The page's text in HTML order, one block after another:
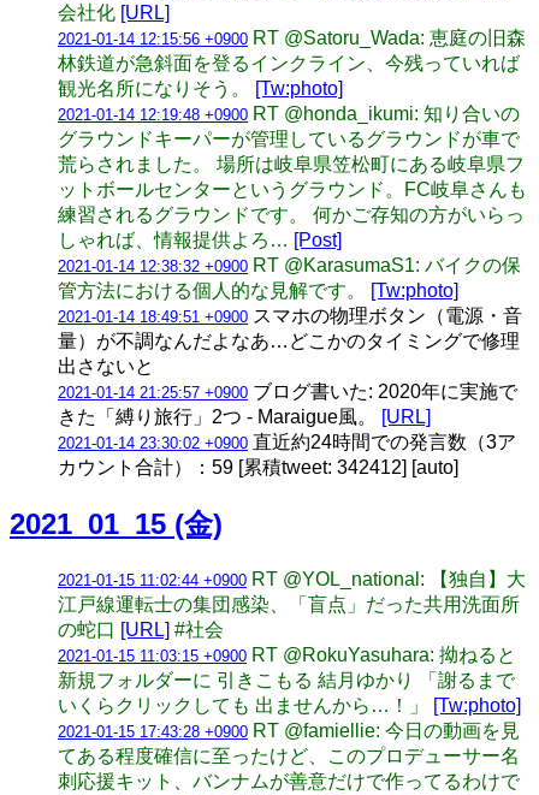
会社化 [URL]
2021-01-14 12:15:56 +0900 RT @Satoru_Wada: 恵庭の旧森
林鉄道が急斜面を登るインクライン、今残っていれば
観光名所になりそう。
[Tw:photo]
2021-01-14 12:19:48 +0900 RT @honda_ikumi: 知り合いの
グラウンドキーパーが管理しているグラウンドが車で
荒らされました。 場所は岐阜県笠松町にある岐阜県フ
ットボールセンターというグラウンド。FC岐阜さんも
練習されるグラウンドです。 何かご存知の方がいらっ
しゃれば、情報提供よろ… [Post]
2021-01-14 12:38:32 +0900 RT @KarasumaS1: バイクの保
管方法における個人的な見解です。
[Tw:photo]
2021-01-14 18:49:51 +0900 スマホの物理ボタン（電源・音
量）が不調なんだよなあ…どこかのタイミングで修理
出さないと
2021-01-14 21:25:57 +0900 ブログ書いた: 2020年に実施で
きた「縛り旅行」2つ - Maraigue風。
[URL]
2021-01-14 23:30:02 +0900 直近約24時間での発言数（3ア
カウント合計）：59 [累積tweet: 342412] [auto]
2021_01_15 (金)
2021-01-15 11:02:44 +0900 RT @YOL_national: 【独自】大
江戸線運転士の集団感染、「盲点」だった共用洗面所
の蛇口 [URL] #社会
2021-01-15 11:03:15 +0900 RT @RokuYasuhara: 拗ねると
新規フォルダーに 引きこもる 結月ゆかり 「謝るまで
いくらクリックしても 出ませんから…！」
[Tw:photo]
2021-01-15 17:43:28 +0900 RT @famiellie: 今日の動画を見
てある程度確信に至ったけど、このプロデューサー名
刺応援キット、バンナムが善意だけで作ってるわけで